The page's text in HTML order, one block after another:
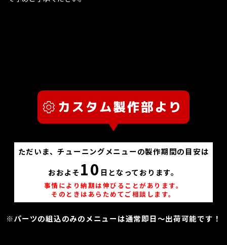
ただいま、チューニングメニューの製作期間の目安は
おおよそ 10 日となっております。
事情により納期は伸びることがあります。
そのときはあらためてご相談します。
※パーツの組込のみのメニューは通常即日～出荷可能です！